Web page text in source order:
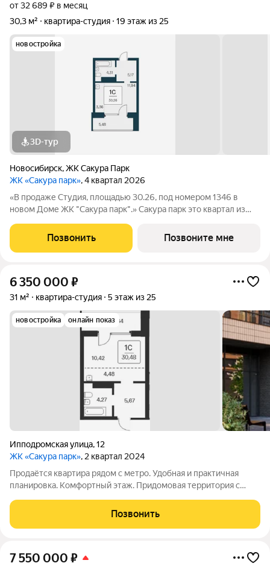
от 32 689 ₽ в месяц
30,3 м²
квартира-студия 19 этаж из 25
новостройка
3D-тур
Новосибирск,ЖК Сакура Парк
ЖК «Сакура парк», 4 квартал 2026
«В продаже Студия, площадью 30.26, под номером 1346 в
новом Доме ЖК "Сакура парк".» Сакура парк это квартал из
новом центре, в шаговой доступности от станции метро
«Октябрьская». Камерное
Позвонить Позвоните мне
6 350 000 ₽
31 м² квартира-студия 5 этаж из 25
новостройка онлайн показ
Ипподромская улица,12
ЖК «Сакура парк», 2 квартал 2024
Продаётся квартира рядом с метро. Удобная и практичная
планировка. Комфортный этаж. Придомовая территория с
садик и магазины (всё в пешей доступности). Подходит под
все виды расчётов. Нет
Позвонить
7 550 000 ₽